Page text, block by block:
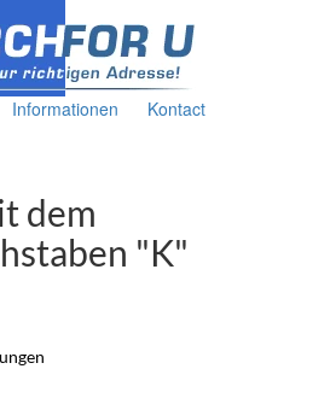
Informationen Kontact
dem
"K"